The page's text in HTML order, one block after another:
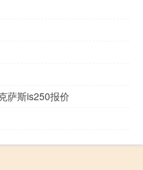
萨斯is250报价